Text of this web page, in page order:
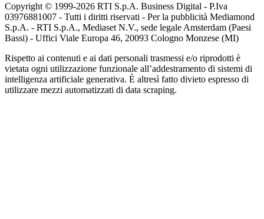
Copyright © 1999-2026 RTI S.p.A. Business Digital - P.Iva
03976881007 - Tutti i diritti riservati - Per la pubblicità Mediamond
S.p.A. - RTI S.p.A., Mediaset N.V., sede legale Amsterdam (Paesi
Bassi) - Uffici Viale Europa 46, 20093 Cologno Monzese (MI)
Rispetto ai contenuti e ai dati personali trasmessi e/o riprodotti è
vietata ogni utilizzazione funzionale all’addestramento di sistemi di
intelligenza artificiale generativa. È altresì fatto divieto espresso di
utilizzare mezzi automatizzati di data scraping.